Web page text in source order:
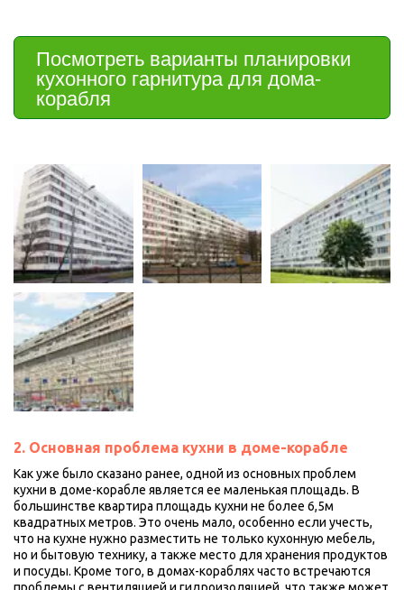
Посмотреть варианты планировки
кухонного гарнитура для дома-
корабля
2. Основная проблема кухни в доме-корабле
Как уже было сказано ранее, одной из основных проблем
кухни в доме-корабле является ее маленькая площадь. В
большинстве квартира площадь кухни не более 6,5м
квадратных метров. Это очень мало, особенно если учесть,
что на кухне нужно разместить не только кухонную мебель,
но и бытовую технику, а также место для хранения продуктов
и посуды. Кроме того, в домах-кораблях часто встречаются